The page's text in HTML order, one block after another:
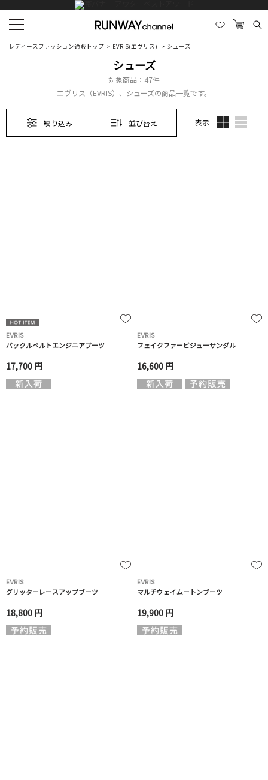
レディースファッション通販トップ EVRIS(エヴリス) シューズ
シューズ
対象商品： 47件
エヴリス（EVRIS）、シューズの商品一覧です。
絞り込み 並び替え 表示
EVRIS
バックルベルトエンジニアブーツ
17,700 円
EVRIS
フェイクファービジューサンダル
16,600 円
EVRIS
グリッターレースアップブーツ
18,800 円
EVRIS
マルチウェイムートンブーツ
19,900 円